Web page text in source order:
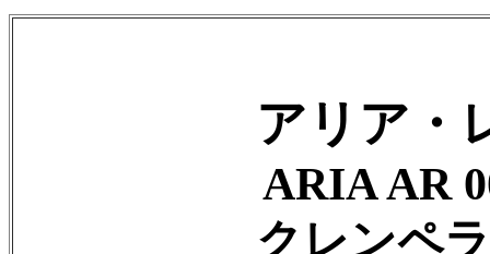
アリア・
ARIA AR
クレンペ